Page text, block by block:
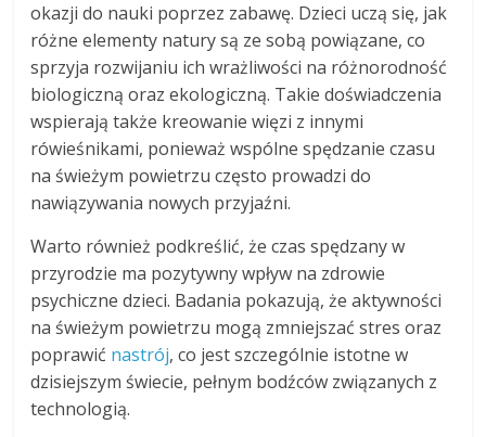
okazji do nauki poprzez zabawę. Dzieci uczą się, jak
różne elementy natury są ze sobą powiązane, co
sprzyja rozwijaniu ich wrażliwości na różnorodność
biologiczną oraz ekologiczną. Takie doświadczenia
wspierają także kreowanie więzi z innymi
rówieśnikami, ponieważ wspólne spędzanie czasu
na świeżym powietrzu często prowadzi do
nawiązywania nowych przyjaźni.
Warto również podkreślić, że czas spędzany w
przyrodzie ma pozytywny wpływ na zdrowie
psychiczne dzieci. Badania pokazują, że aktywności
na świeżym powietrzu mogą zmniejszać stres oraz
poprawić nastrój, co jest szczególnie istotne w
dzisiejszym świecie, pełnym bodźców związanych z
technologią.